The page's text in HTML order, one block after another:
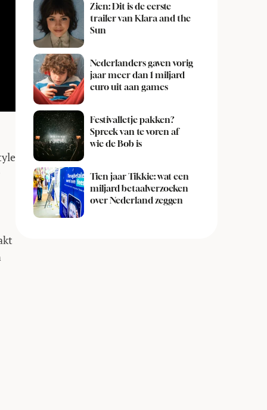
Zien: Dit is de eerste
trailer van Klara and the
Sun
Nederlanders gaven vorig
jaar meer dan 1 miljard
euro uit aan games
Festivalletje pakken?
Spreek van te voren af
wie de Bob is
Tien jaar Tikkie: wat een
miljard betaalverzoeken
over Nederland zeggen